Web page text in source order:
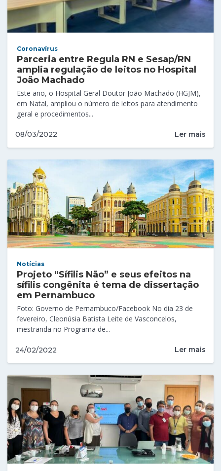
Coronavírus
Parceria entre Regula RN e Sesap/RN
amplia regulação de leitos no Hospital
João Machado
Este ano, o Hospital Geral Doutor João Machado (HGJM),
em Natal, ampliou o número de leitos para atendimento
geral e procedimentos...
08/03/2022 Ler mais
Notícias
Projeto “Sífilis Não” e seus efeitos na
sífilis congênita é tema de dissertação
em Pernambuco
Foto: Governo de Pernambuco/Facebook No dia 23 de
fevereiro, Cleonúsia Batista Leite de Vasconcelos,
mestranda no Programa de...
24/02/2022 Ler mais